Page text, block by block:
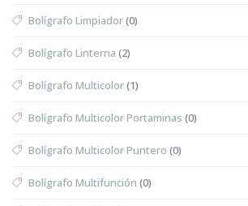
Bolígrafo Limpiador(0)
Bolígrafo Linterna (2)
Bolígrafo Multicolor(1)
Bolígrafo Multicolor Portaminas (0)
Bolígrafo Multicolor Puntero (0)
Bolígrafo Multifunción (0)